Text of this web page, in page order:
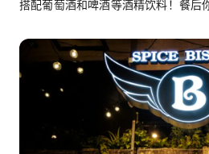
搭配葡萄酒和啤酒等酒精饮料！餐后